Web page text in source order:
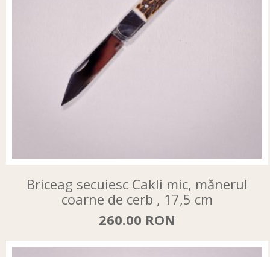
Briceag secuiesc Cakli mic, mănerul
coarne de cerb , 17,5 cm
260.00 RON